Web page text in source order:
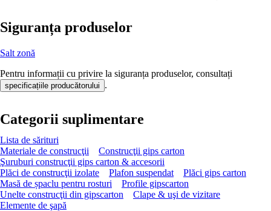
Siguranța produselor
Salt zonă
Pentru informații cu privire la siguranța produselor, consultați
specificațiile producătorului .
Categorii suplimentare
Lista de sărituri
Materiale de construcţii
Construcţii gips carton
Şuruburi construcţii gips carton & accesorii
Plăci de construcţii izolate
Plafon suspendat
Plăci gips carton
Masă de șpaclu pentru rosturi
Profile gipscarton
Unelte construcţii din gipscarton
Clape & uşi de vizitare
Elemente de şapă